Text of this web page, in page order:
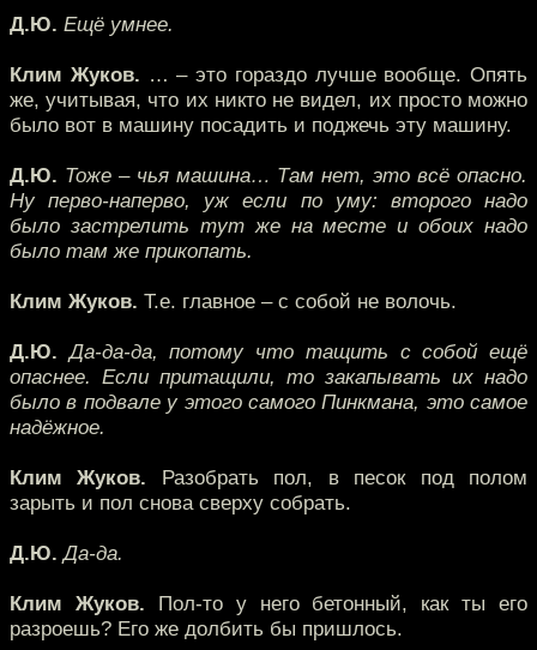
Д.Ю. Ещё умнее.
Клим Жуков. … – это гораздо лучше вообще. Опять
же, учитывая, что их никто не видел, их просто можно
было вот в машину посадить и поджечь эту машину.
Д.Ю. Тоже – чья машина… Там нет, это всё опасно.
Ну перво-наперво, уж если по уму: второго надо
было застрелить тут же на месте и обоих надо
было там же прикопать.
Клим Жуков. Т.е. главное – с собой не волочь.
Д.Ю. Да-да-да, потому что тащить с собой ещё
опаснее. Если притащили, то закапывать их надо
было в подвале у этого самого Пинкмана, это самое
надёжное.
Клим Жуков. Разобрать пол, в песок под полом
зарыть и пол снова сверху собрать.
Д.Ю. Да-да.
Клим Жуков. Пол-то у него бетонный, как ты его
разроешь? Его же долбить бы пришлось.